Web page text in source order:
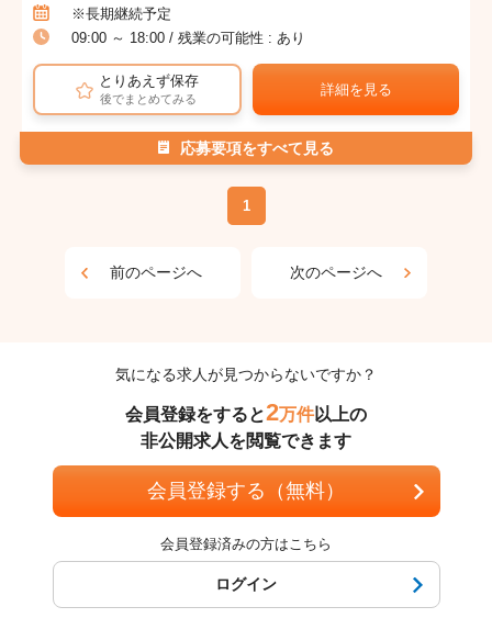
※長期継続予定
09:00 ～ 18:00 / 残業の可能性 : あり
とりあえず保存
後でまとめてみる
詳細を見る
応募要項をすべて見る
1
前のページへ 次のページへ
気になる求人が見つからないですか？
会員登録をすると2万件以上の
非公開求人を閲覧できます
会員登録する（無料）
会員登録済みの方はこちら
ログイン